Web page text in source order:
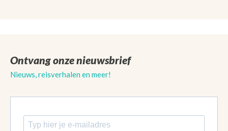
Ontvang onze nieuwsbrief
Nieuws, reisverhalen en meer!